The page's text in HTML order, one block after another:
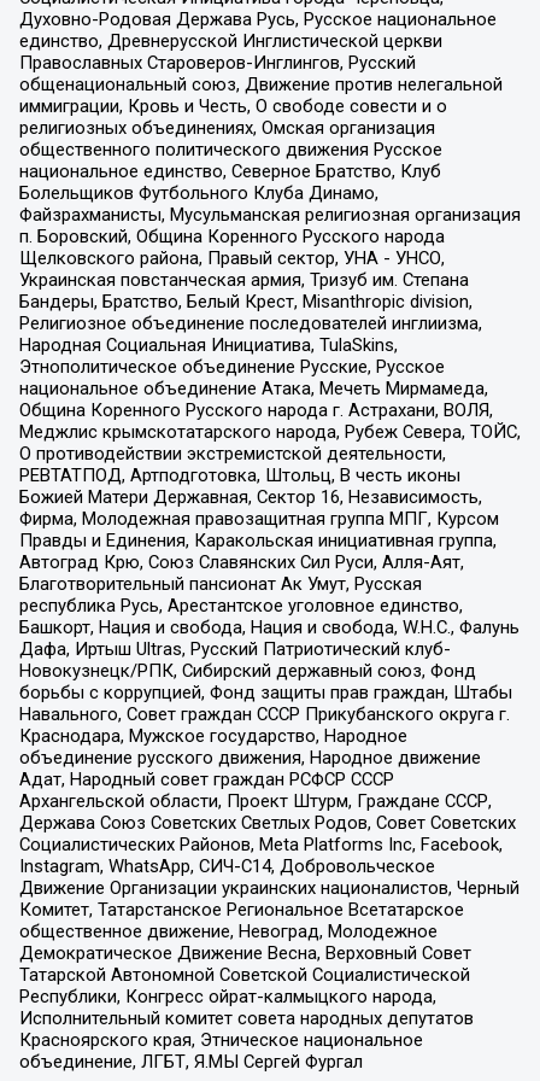
Духовно-Родовая Держава Русь, Русское национальное
единство, Древнерусской Инглистической церкви
Православных Староверов-Инглингов, Русский
общенациональный союз, Движение против нелегальной
иммиграции, Кровь и Честь, О свободе совести и о
религиозных объединениях, Омская организация
общественного политического движения Русское
национальное единство, Северное Братство, Клуб
Болельщиков Футбольного Клуба Динамо,
Файзрахманисты, Мусульманская религиозная организация
п. Боровский, Община Коренного Русского народа
Щелковского района, Правый сектор, УНА - УНСО,
Украинская повстанческая армия, Тризуб им. Степана
Бандеры, Братство, Белый Крест, Misanthropic division,
Религиозное объединение последователей инглиизма,
Народная Социальная Инициатива, TulaSkins,
Этнополитическое объединение Русские, Русское
национальное объединение Атака, Мечеть Мирмамеда,
Община Коренного Русского народа г. Астрахани, ВОЛЯ,
Меджлис крымскотатарского народа, Рубеж Севера, ТОЙС,
О противодействии экстремистской деятельности,
РЕВТАТПОД, Артподготовка, Штольц, В честь иконы
Божией Матери Державная, Сектор 16, Независимость,
Фирма, Молодежная правозащитная группа МПГ, Курсом
Правды и Единения, Каракольская инициативная группа,
Автоград Крю, Союз Славянских Сил Руси, Алля-Аят,
Благотворительный пансионат Ак Умут, Русская
республика Русь, Арестантское уголовное единство,
Башкорт, Нация и свобода, Нация и свобода, W.H.С., Фалунь
Дафа, Иртыш Ultras, Русский Патриотический клуб-
Новокузнецк/РПК, Сибирский державный союз, Фонд
борьбы с коррупцией, Фонд защиты прав граждан, Штабы
Навального, Совет граждан СССР Прикубанского округа г.
Краснодара, Мужское государство, Народное
объединение русского движения, Народное движение
Адат, Народный совет граждан РСФСР СССР
Архангельской области, Проект Штурм, Граждане СССР,
Держава Союз Советских Светлых Родов, Совет Советских
Социалистических Районов, Meta Platforms Inc, Facebook,
Instagram, WhatsApp, СИЧ-С14, Добровольческое
Движение Организации украинских националистов, Черный
Комитет, Татарстанское Региональное Всетатарское
общественное движение, Невоград, Молодежное
Демократическое Движение Весна, Верховный Совет
Татарской Автономной Советской Социалистической
Республики, Конгресс ойрат-калмыцкого народа,
Исполнительный комитет совета народных депутатов
Красноярского края, Этническое национальное
объединение, ЛГБТ, Я.МЫ Сергей Фургал